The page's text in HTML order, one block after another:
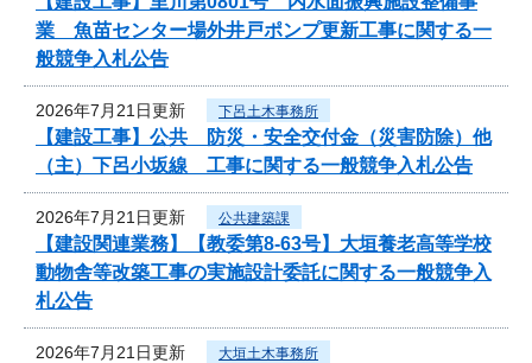
業 魚苗センター場外井戸ポンプ更新工事に関する一
般競争入札公告
2026年7月21日更新 下呂土木事務所
【建設工事】公共 防災・安全交付金（災害防除）他
（主）下呂小坂線 工事に関する一般競争入札公告
2026年7月21日更新 公共建築課
【建設関連業務】【教委第8-63号】大垣養老高等学校
動物舎等改築工事の実施設計委託に関する一般競争入
札公告
2026年7月21日更新 大垣土木事務所